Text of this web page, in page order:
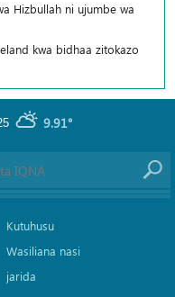
Hizbullah ni ujumbe wa
kwa bidhaa zitokazo
9.91°
Kutuhusu
Wasiliana nasi
jarida